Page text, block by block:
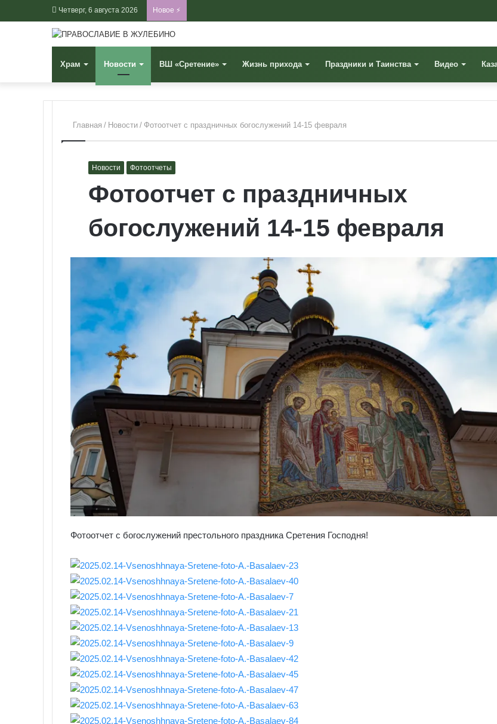
Четверг, 6 августа 2026 Новое ⚡
Храм Новости ВШ «Сретение» Жизнь прихода Праздники и Таинства Видео
Главная / Новости / Фотоотчет с праздничных богослужений 14-15 февраля
Новости Фотоотчеты
Фотоотчет с праздничных
богослужений 14-15 февраля
Фотоотчет с богослужений престольного праздника Сретения Господня!